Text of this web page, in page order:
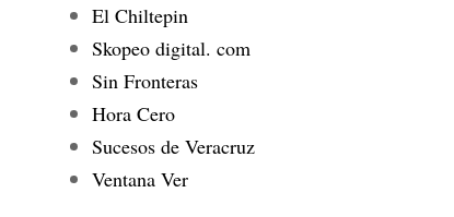
El Chiltepin
Skopeo digital. com
Sin Fronteras
Hora Cero
Sucesos de Veracruz
Ventana Ver